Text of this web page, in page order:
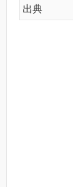
出典